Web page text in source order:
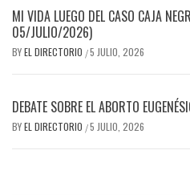
MI VIDA LUEGO DEL CASO CAJA
05/JULIO/2026)
BYEL DIRECTORIO /5 JULIO, 2026
DEBATE SOBRE EL ABORTO
BYEL DIRECTORIO /5 JULIO, 2026